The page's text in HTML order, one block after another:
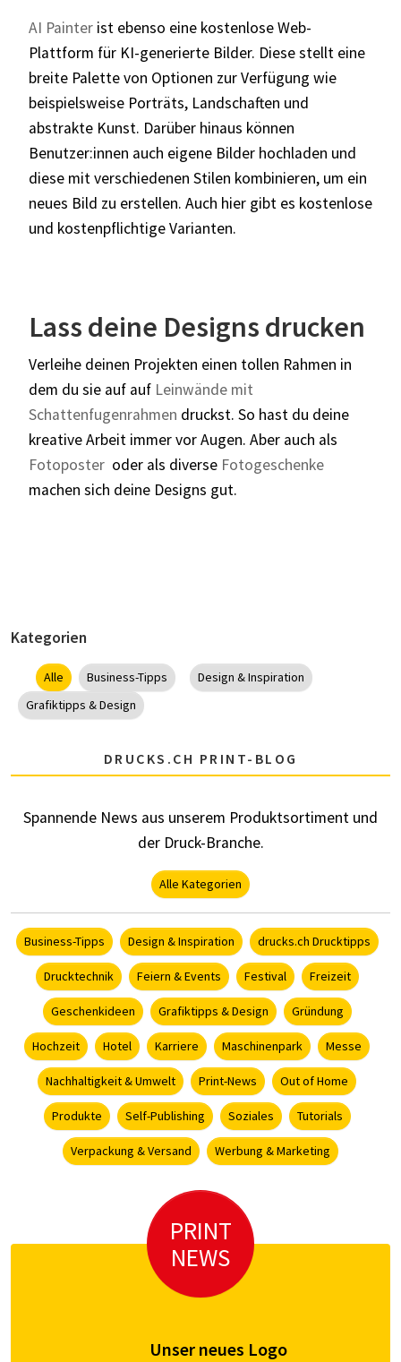
AI Painter ist ebenso eine kostenlose Web-
Plattform für KI-generierte Bilder. Diese stellt eine
breite Palette von Optionen zur Verfügung wie
beispielsweise Porträts, Landschaften und
abstrakte Kunst. Darüber hinaus können
Benutzer:innen auch eigene Bilder hochladen und
diese mit verschiedenen Stilen kombinieren, um ein
neues Bild zu erstellen. Auch hier gibt es kostenlose
und kostenpflichtige Varianten.
Lass deine Designs drucken
Verleihe deinen Projekten einen tollen Rahmen in
dem du sie auf auf Leinwände mit
Schattenfugenrahmen druckst. So hast du deine
kreative Arbeit immer vor Augen. Aber auch als
Fotoposter oder als diverse Fotogeschenke
machen sich deine Designs gut.
Kategorien
Alle Business-Tipps
Design & Inspiration
Grafiktipps & Design
DRUCKS.CH PRINT-BLOG
Spannende News aus unserem Produktsortiment und
der Druck-Branche.
Alle Kategorien
Business-Tipps Design & Inspiration drucks.ch Drucktipps
Drucktechnik Feiern & Events Festival Freizeit
Geschenkideen Grafiktipps & Design Gründung
Hochzeit Hotel Karriere Maschinenpark Messe
Nachhaltigkeit & Umwelt Print-News Out of Home
Produkte Self-Publishing Soziales Tutorials
Verpackung & Versand Werbung & Marketing
PRINT
NEWS
Unser neues Logo